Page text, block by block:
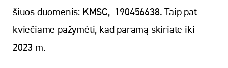
šiuos duomenis: KMSC, 190456638. Taip pat
kviečiame pažymėti, kad paramą skiriate iki
2023 m.